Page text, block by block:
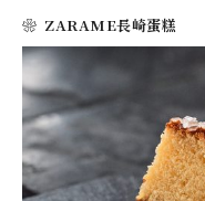
❀ ZARAME長崎蛋糕